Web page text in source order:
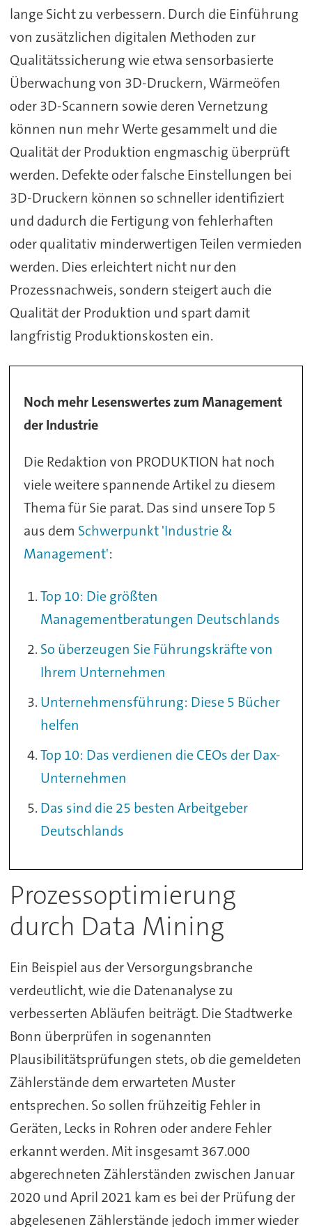
lange Sicht zu verbessern. Durch die Einführung
von zusätzlichen digitalen Methoden zur
Qualitätssicherung wie etwa sensorbasierte
Überwachung von 3D-Druckern, Wärmeöfen
oder 3D-Scannern sowie deren Vernetzung
können nun mehr Werte gesammelt und die
Qualität der Produktion engmaschig überprüft
werden. Defekte oder falsche Einstellungen bei
3D-Druckern können so schneller identifiziert
und dadurch die Fertigung von fehlerhaften
oder qualitativ minderwertigen Teilen vermieden
werden. Dies erleichtert nicht nur den
Prozessnachweis, sondern steigert auch die
Qualität der Produktion und spart damit
langfristig Produktionskosten ein.
Noch mehr Lesenswertes zum Management
der Industrie
Die Redaktion von PRODUKTION hat noch
viele weitere spannende Artikel zu diesem
Thema für Sie parat. Das sind unsere Top 5
aus dem Schwerpunkt 'Industrie &
Management':
Top 10: Die größten
Managementberatungen Deutschlands
So überzeugen Sie Führungskräfte von
Ihrem Unternehmen
Unternehmensführung: Diese 5 Bücher
helfen
Top 10: Das verdienen die CEOs der Dax-
Unternehmen
Das sind die 25 besten Arbeitgeber
Deutschlands
Prozessoptimierung
durch Data Mining
Ein Beispiel aus der Versorgungsbranche
verdeutlicht, wie die Datenanalyse zu
verbesserten Abläufen beiträgt. Die Stadtwerke
Bonn überprüfen in sogenannten
Plausibilitätsprüfungen stets, ob die gemeldeten
Zählerstände dem erwarteten Muster
entsprechen. So sollen frühzeitig Fehler in
Geräten, Lecks in Rohren oder andere Fehler
erkannt werden. Mit insgesamt 367.000
abgerechneten Zählerständen zwischen Januar
2020 und April 2021 kam es bei der Prüfung der
abgelesenen Zählerstände jedoch immer wieder